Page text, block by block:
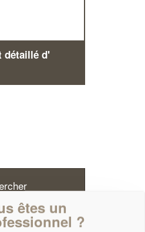
détaillé d'
êtes un
?